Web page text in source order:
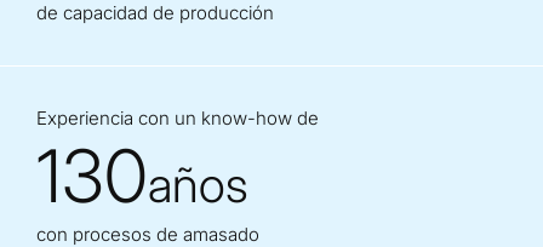
de capacidad de producción
Experiencia con un know-how de
130años
con procesos de amasado